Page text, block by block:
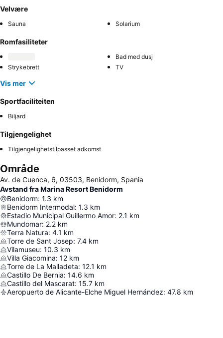
Velvære
Sauna Solarium
Romfasiliteter
Bad med dusj
Strykebrett
TV
Vis mer
Sportfaciliteiten
Biljard
Tilgjengelighet
Tilgjengelighetstilpasset adkomst
Område
Av. de Cuenca, 6, 03503, Benidorm, Spania
Avstand fra Marina Resort Benidorm
Benidorm: 1.3 km
Benidorm Intermodal: 1.3 km
Estadio Municipal Guillermo Amor: 2.1 km
Mundomar: 2.2 km
Terra Natura: 4.1 km
Torre de Sant Josep: 7.4 km
Vilamuseu: 10.3 km
Villa Giacomina: 12 km
Torre de La Malladeta: 12.1 km
Castillo De Bernia: 14.6 km
Castillo del Mascarat: 15.7 km
Aeropuerto de Alicante-Elche Miguel Hernández: 47.8 km